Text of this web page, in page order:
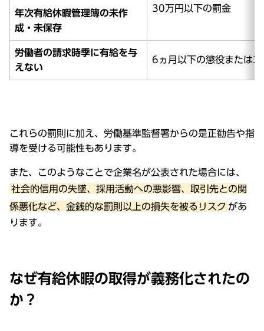
年次有給休暇管理簿の未作
成・未保存
30万円以下の罰金
労働者の請求時季に有給を与
えない
6ヵ月以下の懲役または
これらの罰則に加え、労働基準監督署からの是正勧告や指
導を受ける可能性もあります。
また、このようなことで企業名が公表された場合には、
社会的信用の失墜、採用活動への悪影響、取引先との関
係悪化など、金銭的な罰則以上の損失を被るリスク があ
ります。
なぜ有給休暇の取得が義務化されたの
か？